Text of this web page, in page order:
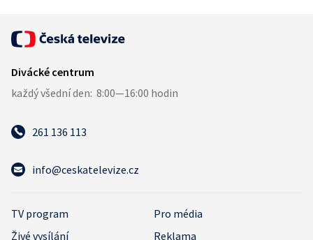
261 136 113
info@ceskatelevize.cz
TV program
Pro média
Živé vysílání
Reklama